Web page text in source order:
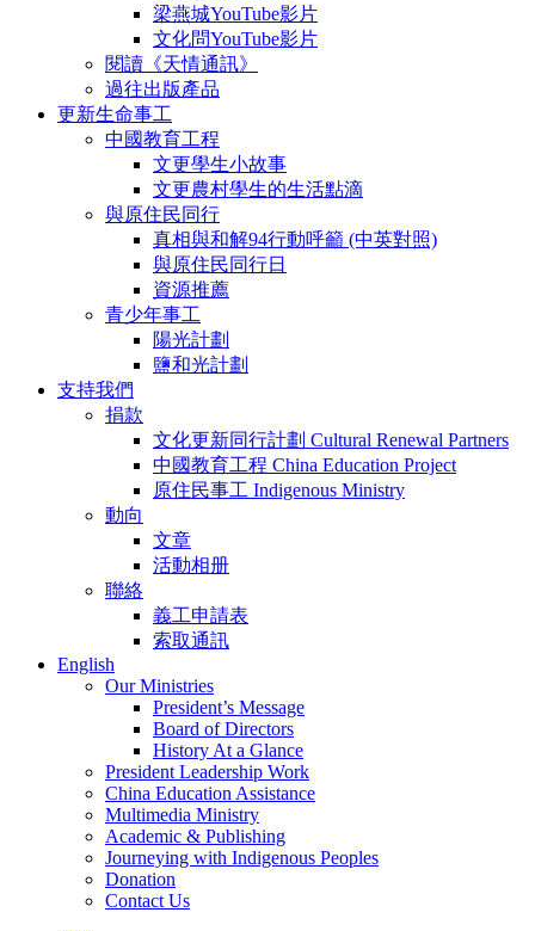
梁燕城YouTube影片
文化問YouTube影片
閱讀《天情通訊》
過往出版產品
更新生命事工
中國教育工程
文更學生小故事
文更農村學生的生活點滴
與原住民同行
真相與和解94行動呼籲 (中英對照)
與原住民同行日
資源推薦
青少年事工
陽光計劃
鹽和光計劃
支持我們
捐款
文化更新同行計劃 Cultural Renewal Partners
中國教育工程 China Education Project
原住民事工 Indigenous Ministry
動向
文章
活動相册
聯絡
義工申請表
索取通訊
English
Our Ministries
President’s Message
Board of Directors
History At a Glance
President Leadership Work
China Education Assistance
Multimedia Ministry
Academic & Publishing
Journeying with Indigenous Peoples
Donation
Contact Us